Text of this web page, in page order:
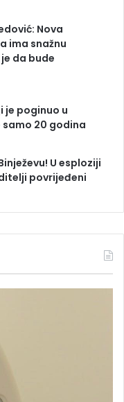
Nova
ima snažnu
da bude
je poginuo u
samo 20 godina
U esploziji
povrijeđeni